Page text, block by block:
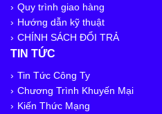
Quy trình giao hàng
Hướng dẫn kỹ thuật
CHÍNH SÁCH ĐỔI TRẢ
TIN TỨC
Tin Tức Công Ty
Chương Trình Khuyến Mại
Kiến Thức Mạng